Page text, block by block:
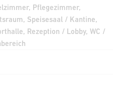
Pflegezimmer,
Speisesaal / Kantine,
Rezeption / Lobby, WC /